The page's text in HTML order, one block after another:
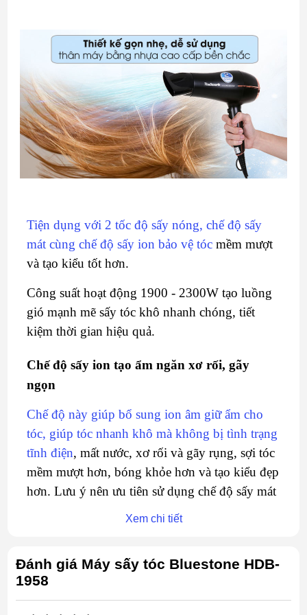
Tiện dụng với 2 tốc độ sấy nóng, chế độ sấy
mát cùng chế độ sấy ion bảo vệ tóc mềm mượt
và tạo kiểu tốt hơn.
Công suất hoạt động 1900 - 2300W tạo luồng
gió mạnh mẽ sấy tóc khô nhanh chóng, tiết
kiệm thời gian hiệu quả.
Chế độ sấy ion tạo ẩm ngăn xơ rối, gãy
ngọn
Chế độ này giúp bổ sung ion âm giữ ẩm cho
tóc, giúp tóc nhanh khô mà không bị tình trạng
tĩnh điện, mất nước, xơ rối và gãy rụng, sợi tóc
mềm mượt hơn, bóng khỏe hơn và tạo kiểu đẹp
hơn. Lưu ý nên ưu tiên sử dụng chế độ sấy mát
để bảo vệ tóc, tránh sợi tóc bị tổn thương do
Xem chi tiết
Đánh giá Máy sấy tóc Bluestone HDB-
1958